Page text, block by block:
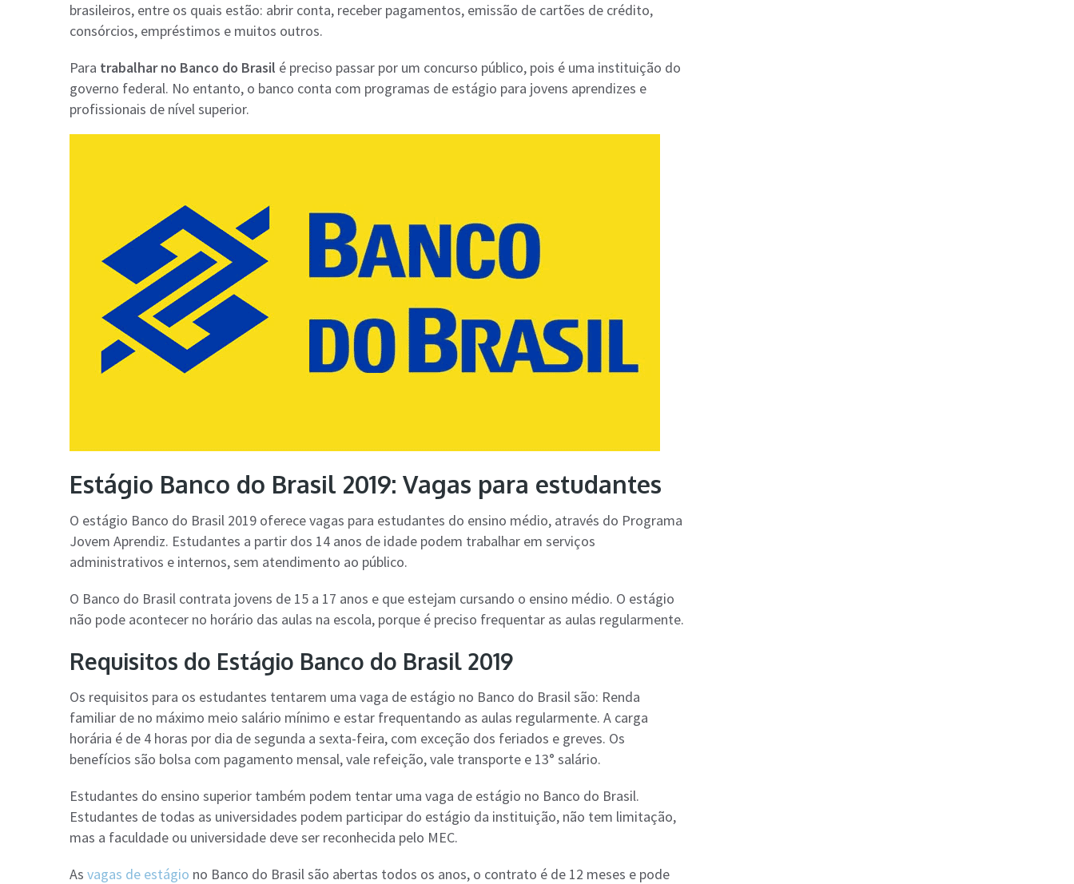
brasileiros, entre os quais estão: abrir conta, receber pagamentos, emissão de cartões de crédito,
consórcios, empréstimos e muitos outros.
Para trabalhar no Banco do Brasil é preciso passar por um concurso público, pois é uma instituição do
governo federal. No entanto, o banco conta com programas de estágio para jovens aprendizes e
profissionais de nível superior.
Estágio Banco do Brasil 2019: Vagas para estudantes
O estágio Banco do Brasil 2019 oferece vagas para estudantes do ensino médio, através do Programa
Jovem Aprendiz. Estudantes a partir dos 14 anos de idade podem trabalhar em serviços
administrativos e internos, sem atendimento ao público.
O Banco do Brasil contrata jovens de 15 a 17 anos e que estejam cursando o ensino médio. O estágio
não pode acontecer no horário das aulas na escola, porque é preciso frequentar as aulas regularmente.
Requisitos do Estágio Banco do Brasil 2019
Os requisitos para os estudantes tentarem uma vaga de estágio no Banco do Brasil são: Renda
familiar de no máximo meio salário mínimo e estar frequentando as aulas regularmente. A carga
horária é de 4 horas por dia de segunda a sexta-feira, com exceção dos feriados e greves. Os
benefícios são bolsa com pagamento mensal, vale refeição, vale transporte e 13° salário.
Estudantes do ensino superior também podem tentar uma vaga de estágio no Banco do Brasil.
Estudantes de todas as universidades podem participar do estágio da instituição, não tem limitação,
mas a faculdade ou universidade deve ser reconhecida pelo MEC.
As vagas de estágio no Banco do Brasil são abertas todos os anos, o contrato é de 12 meses e pode